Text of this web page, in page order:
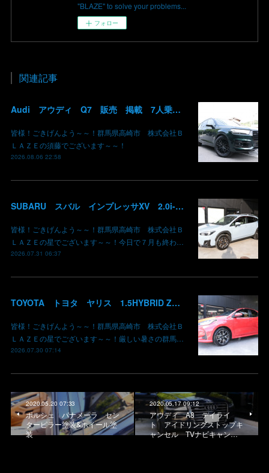
"BLAZE" to solve your problems...
フォロー
関連記事
Audi アウディ Q7 販売 掲載 7人乗り リアモニター サンルーフ 車検整備2年付き 群馬 高崎
皆様！ごきげんよう～～！群馬県高崎市 株式会社Ｂ
ＬＡＺＥの須藤でございます～～！
2026.08.06 22:58
SUBARU スバル インプレッサXV 2.0i-L EyeSight AWD 御納車 GT7 群馬県高崎市 株式会社BLAZE
皆様！ごきげんよう～～！群馬県高崎市 株式会社Ｂ
ＬＡＺＥの星でございます～～！今日で７月も終わ…
2026.07.31 06:37
TOYOTA トヨタ ヤリス 1.5HYBRID Z 御納車 MXPH10 コーラルクリスタルシャイン 3U7 群馬県高崎市 株式会社BLAZE
皆様！ごきげんよう～～！群馬県高崎市 株式会社Ｂ
ＬＡＺＥの星でございます～～！厳しい暑さの群馬…
2026.07.30 07:14
2020.05.20 07:33
ポルシェ パナメーラ セン
ターピラー塗装&ホイール塗
装
2020.05.17 09:12
アウディ A8 デイライ
ト アイドリングストップキ
ャンセル TVナビキャン…